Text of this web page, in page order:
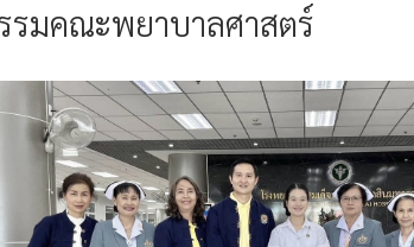
รมคณะพยาบาลศาสตร์